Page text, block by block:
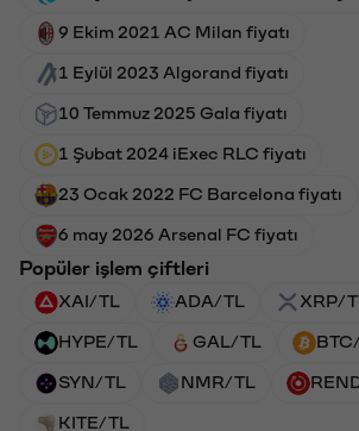
9 Ekim 2021 AC Milan fiyatı
1 Eylül 2023 Algorand fiyatı
10 Temmuz 2025 Gala fiyatı
1 Şubat 2024 iExec RLC fiyatı
23 Ocak 2022 FC Barcelona fiyatı
6 may 2026 Arsenal FC fiyatı
Popüler işlem çiftleri
XAI/TL ADA/TL XRP/
HYPE/TL GAL/TL
SYN/TL NMR/TL
KITE/TL